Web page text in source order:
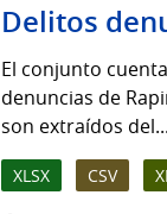
Delitos
El conjunto
denuncias de
son extraídos del...
XLSX CSV